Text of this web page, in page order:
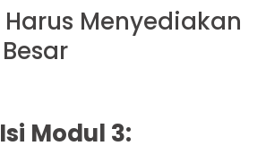
Menyediakan
Isi Modul 3: